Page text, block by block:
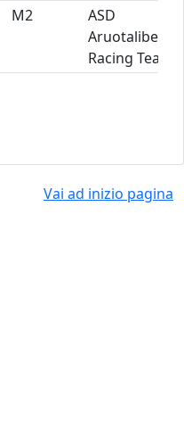
M2
ASD
Aruotalibera
Racing Team
Vai ad inizio pagina